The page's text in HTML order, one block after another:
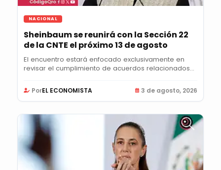
NACIONAL
Sheinbaum se reunirá con la Sección 22
de la CNTE el próximo 13 de agosto
El encuentro estará enfocado exclusivamente en
revisar el cumplimiento de acuerdos relacionados
PorEL ECONOMISTA 3 de agosto, 2026